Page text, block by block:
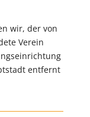
wir, der von
Verein
entfernt